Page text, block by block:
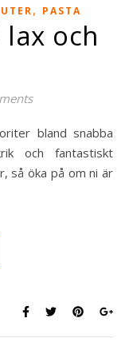
, PASTA
och
och fantastiskt
så öka på om ni är